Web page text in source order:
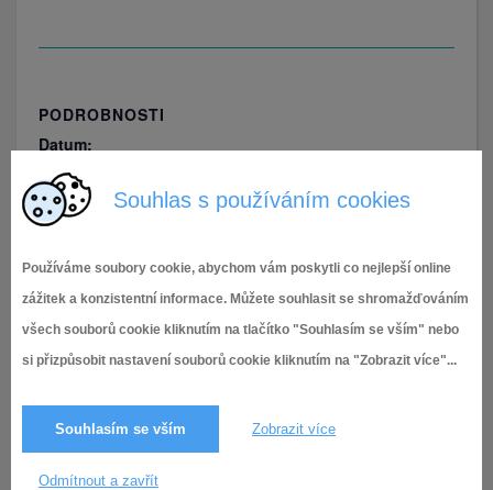
Souhlas s používáním cookies
Používáme soubory cookie, abychom vám poskytli co nejlepší online
zážitek a konzistentní informace. Můžete souhlasit se shromažďováním
všech souborů cookie kliknutím na tlačítko "Souhlasím se vším" nebo
si přizpůsobit nastavení souborů cookie kliknutím na "Zobrazit více"...
Souhlasím se vším Zobrazit více
Odmítnout a zavřít
PODROBNOSTI
Datum:
21.4.2022
Čas: